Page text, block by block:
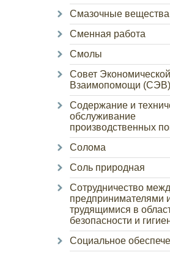
Смазочные вещества
Сменная работа
Смолы
Совет Экономической
Взаимопомощи (СЭВ)
Содержание и
обслуживание
производственных
Солома
Соль природная
Сотрудничество
предпринимателями
трудящимися в
безопасности и
Социальное